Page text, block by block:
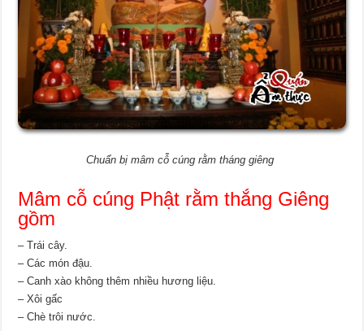
Chuẩn bị mâm cỗ cúngrằm tháng giêng
Mâm cỗ cúng Phật rằm thắng Giêng
gồm
– Trái cây.
– Các món đậu.
– Canh xào không thêm nhiều hương liệu.
– Xôi gấc
– Chè trôi nước.